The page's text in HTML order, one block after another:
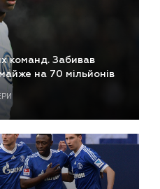
команд. Забивав
майже на 70 мільйонів